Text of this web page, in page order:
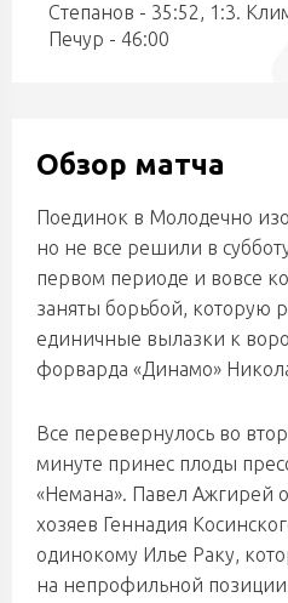
Степанов - 35:52, 1:3.
Печур - 46:00
Обзор матча
Поединок в Молодечно
но не все решили в
первом периоде и вовсе
заняты борьбой, которую
единичные вылазки к
форварда «Динамо»
Все перевернулось во
минуте принес плоды
«Немана». Павел Ажгирей
хозяев Геннадия
одинокому Илье Раку,
на непрофильной